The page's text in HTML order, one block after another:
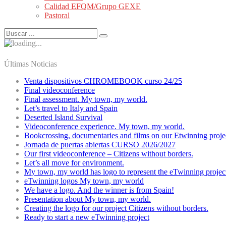
Calidad EFQM/Grupo GEXE
Pastoral
Últimas Noticias
Venta dispositivos CHROMEBOOK curso 24/25
Final videoconference
Final assessment. My town, my world.
Let’s travel to Italy and Spain
Deserted Island Survival
Videoconference experience. My town, my world.
Bookcrossing, documentaries and films on our Etwinning
Jornada de puertas abiertas CURSO 2026/2027
Our first videoconference – Citizens without borders.
Let’s all move for environment.
My town, my world has logo to represent the eTwinning
eTwinning logos My town, my world
We have a logo. And the winner is from Spain!
Presentation about My town, my world.
Creating the logo for our project Citizens without borders.
Ready to start a new eTwinning project